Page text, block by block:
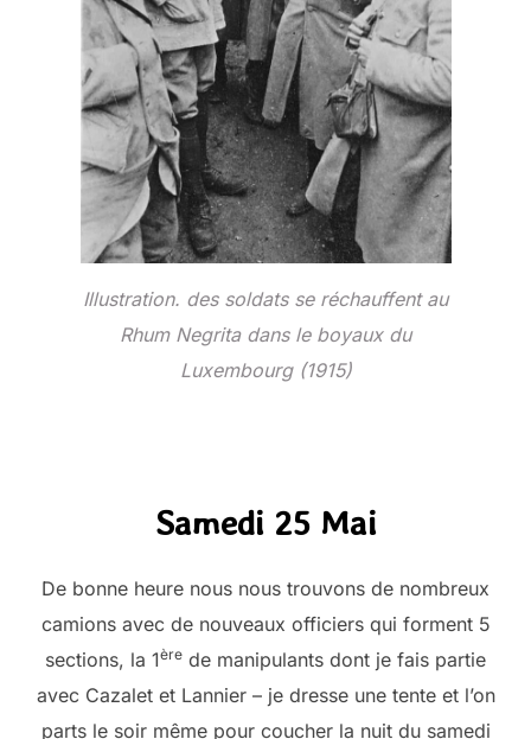
Illustration. des soldats se réchauffent au
Rhum Negrita dans le boyaux du
Luxembourg (1915)
Samedi 25 Mai
De bonne heure nous nous trouvons de nombreux
camions avec de nouveaux officiers qui forment 5
sections, la 1ère de manipulants dont je fais partie
avec Cazalet et Lannier – je dresse une tente et l’on
parts le soir même pour coucher la nuit du samedi